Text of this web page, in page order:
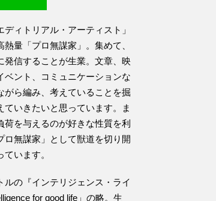
ディトリアル・アーティスト」
熱量「プロ無謀家」。集めて、
発信することが生業。文章、映
ベント、コミュニケーションな
がら編み、考えていることを掘
ていきたいと思っています。ま
荷を与えるのが好きな性質を利
ロ無謀家」として獣道を切り開
ています。
ルの『インテリジェンス・ライ
for good life」の略。生